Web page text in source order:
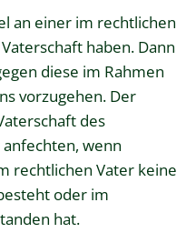
an einer im rechtlichen
haben. Dann
diese im Rahmen
vorzugehen. Der
des
wenn
rechtlichen Vater keine
oder im
hat.